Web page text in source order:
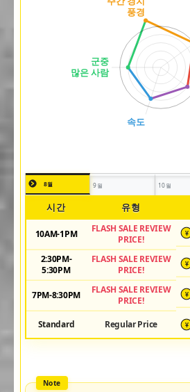
8월 9월 10월
시간 유형
10AM-1PM
FLASH SALE REVIEW
PRICE!
¥
2:30PM-
5:30PM
FLASH SALE REVIEW
PRICE!
¥
7PM-8:30PM
FLASH SALE REVIEW
PRICE!
¥
Standard Regular Price ¥